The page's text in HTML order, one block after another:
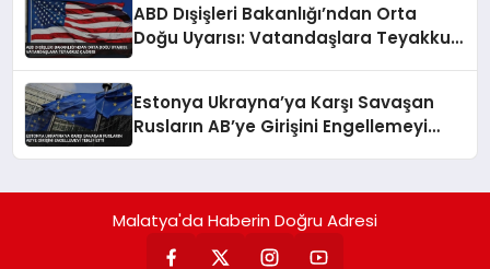
ABD Dışişleri Bakanlığı’ndan Orta
Doğu Uyarısı: Vatandaşlara Teyakkuz
Estonya Ukrayna’ya Karşı Savaşan
Rusların AB’ye Girişini Engellemeyi
Malatya'da Haberin Doğru Adresi